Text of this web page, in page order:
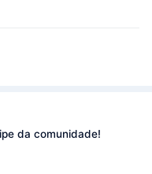
da comunidade!